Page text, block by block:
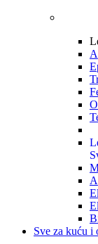
Sve za kuću i